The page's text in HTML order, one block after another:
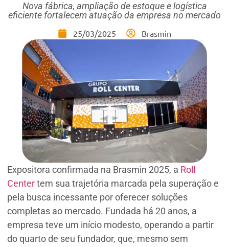
Nova fábrica, ampliação de estoque e logística
eficiente fortalecem atuação da empresa no mercado
25/03/2025 Brasmin
Expositora confirmada na Brasmin 2025, a Roll
Centertem sua trajetória marcada pela superação e
pela busca incessante por oferecer soluções
completas ao mercado. Fundada há 20 anos, a
empresa teve um início modesto, operando a partir
do quarto de seu fundador, que, mesmo sem